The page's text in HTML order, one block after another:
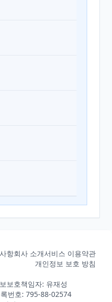
항회사 소개서비스 이용약관
개인정보 보호 방침
보호책임자: 유재성
번호: 795-88-02574